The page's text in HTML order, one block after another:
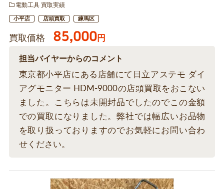
電動工具 買取実績
小平店 店頭買取 練馬区
買取価格 85,000円
担当バイヤーからのコメント
東京都小平店にある店舗にて日立アステモ ダイ
アグモニター HDM-9000の店頭買取をおこない
ました。こちらは未開封品でしたのでこの金額
での買取になりました。弊社では幅広いお品物
を取り扱っておりますのでお気軽にお問い合わ
せください。